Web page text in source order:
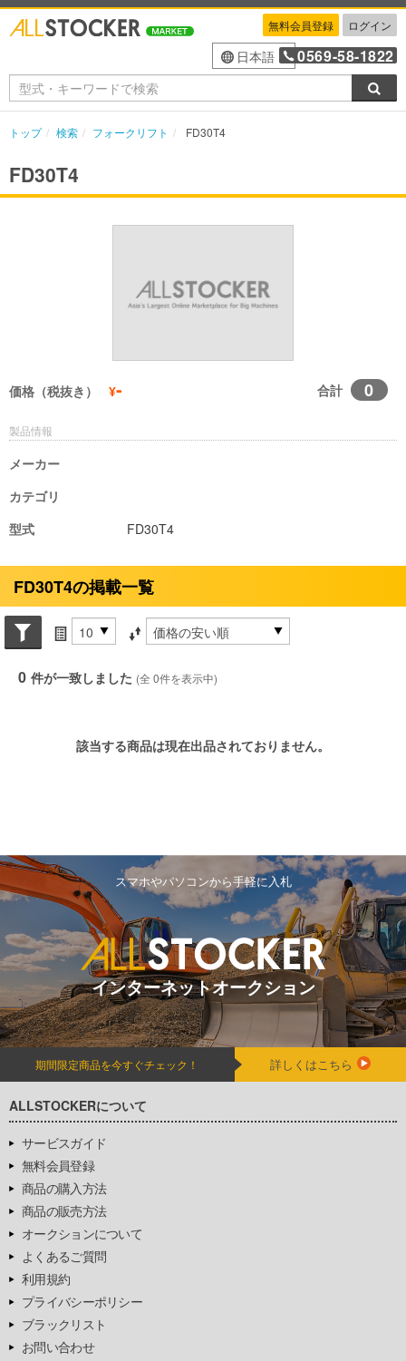
無料会員登録 ログイン
日本語 0569-58-1822
トップ 検索 フォークリフト FD30T4
FD30T4
価格（税抜き） ¥- 合計 0
製品情報
メーカー
カテゴリ
型式
FD30T4
FD30T4の掲載一覧
Search conditions
件数 並び替え条件
0 件が一致しました (全 0件を表示中)
該当する商品は現在出品されておりません。
スマホやパソコンから手軽に入札
インターネットオークション
期間限定商品を今すぐチェック！ 詳しくはこちら
ALLSTOCKERについて
サービスガイド
無料会員登録
商品の購入方法
商品の販売方法
オークションについて
よくあるご質問
利用規約
プライバシーポリシー
ブラックリスト
お問い合わせ